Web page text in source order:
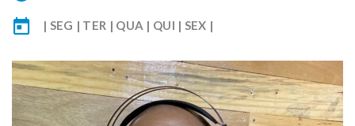
| SEG | TER | QUA | QUI | SEX |